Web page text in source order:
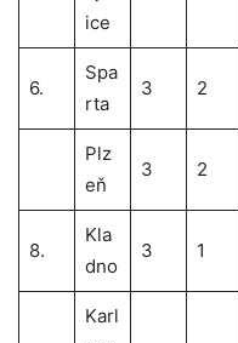
ice
6.
Spa
rta
3 2
Plz
eň
3 2
8.
Kla
dno
3 1
Karl